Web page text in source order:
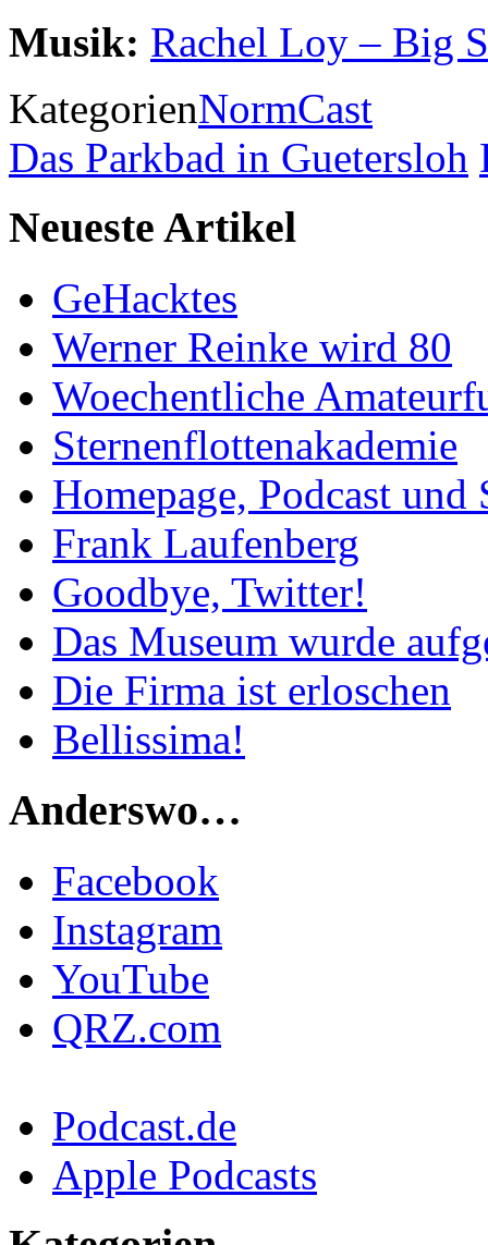
Musik: Rachel Loy – Big
KategorienNormCast
Das Parkbad in Guetersloh
Neueste Artikel
GeHacktes
Werner Reinke wird 80
Woechentliche
Sternenflottenakademie
Homepage, Podcast
Frank Laufenberg
Goodbye, Twitter!
Das Museum wurde
Die Firma ist erloschen
Bellissima!
Anderswo…
Facebook
Instagram
YouTube
QRZ.com
Podcast.de
Apple Podcasts